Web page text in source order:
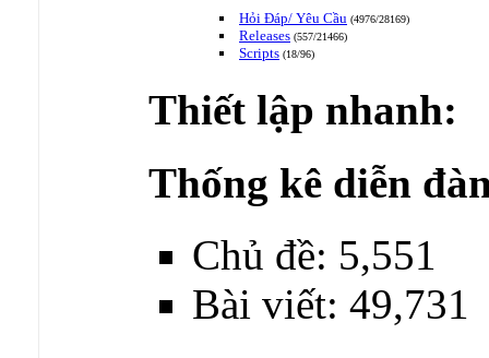
Hỏi Đáp/ Yêu Cầu (4976/28169)
Releases (557/21466)
Scripts (18/96)
Thiết lập nhanh:
Thống kê diễn
Chủ đề: 5,551
Bài viết: 49,731